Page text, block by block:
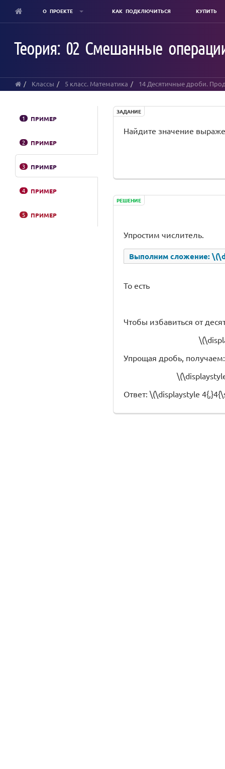
content
О ПРОЕКТЕ КАК ПОДКЛЮЧИТЬСЯ КУПИТЬ
Теория: 02 Смешанные
Классы 5 класс. Математика 14 Десятичные дроби.
1 ПРИМЕР
2 ПРИМЕР
3 ПРИМЕР
4 ПРИМЕР
5 ПРИМЕР
ЗАДАНИЕ
Найдите значение
РЕШЕНИЕ
Упростим числитель.
Выполним сложение:
То есть
Чтобы избавиться от
Упрощая дробь, получаем:
Ответ: \(\displaystyle